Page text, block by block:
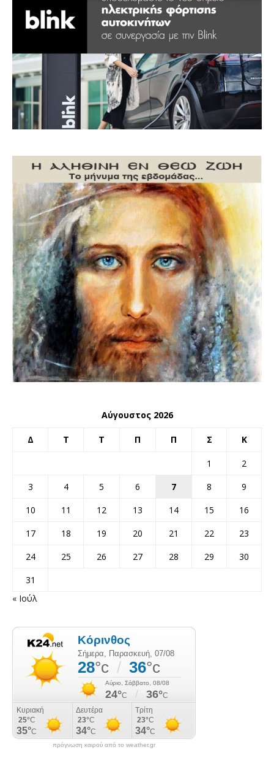
Αύγουστος 2026
Δ Τ Τ Π Π Σ Κ
1
2
3
4 5 6 7 8
9
10
11 12 13 14 15
16
17
18 19 20 21 22
23
24
25 26 27 28 29
30
31
« Ιούλ
πρόγνωση καιρού από το weather.gr